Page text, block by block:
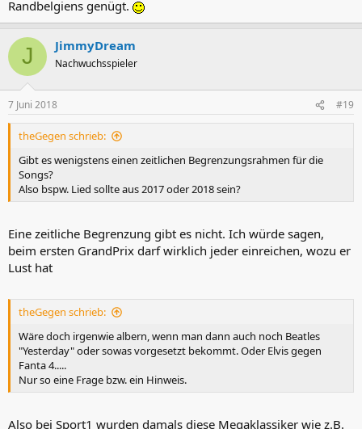
Randbelgiens genügt.
J JimmyDream
Nachwuchsspieler
7 Juni 2018 #19
theGegen schrieb:
Gibt es wenigstens einen zeitlichen Begrenzungsrahmen für die
Songs?
Also bspw. Lied sollte aus 2017 oder 2018 sein?
Eine zeitliche Begrenzung gibt es nicht. Ich würde sagen,
beim ersten GrandPrix darf wirklich jeder einreichen, wozu er
Lust hat
theGegen schrieb:
Wäre doch irgenwie albern, wenn man dann auch noch Beatles
"Yesterday" oder sowas vorgesetzt bekommt. Oder Elvis gegen
Fanta 4.....
Nur so eine Frage bzw. ein Hinweis.
Also bei Sport1 wurden damals diese Megaklassiker wie z.B.